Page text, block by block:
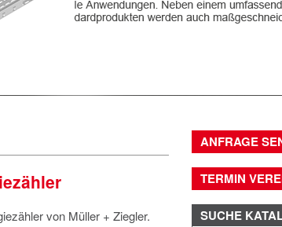
von Müller + Ziegler.
ANFRAGE
TERMIN
SUCHE